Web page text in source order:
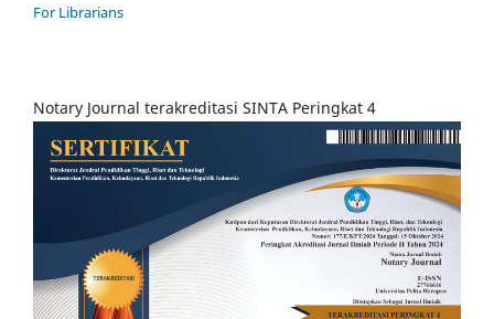
For Librarians
Notary Journal terakreditasi SINTA Peringkat 4